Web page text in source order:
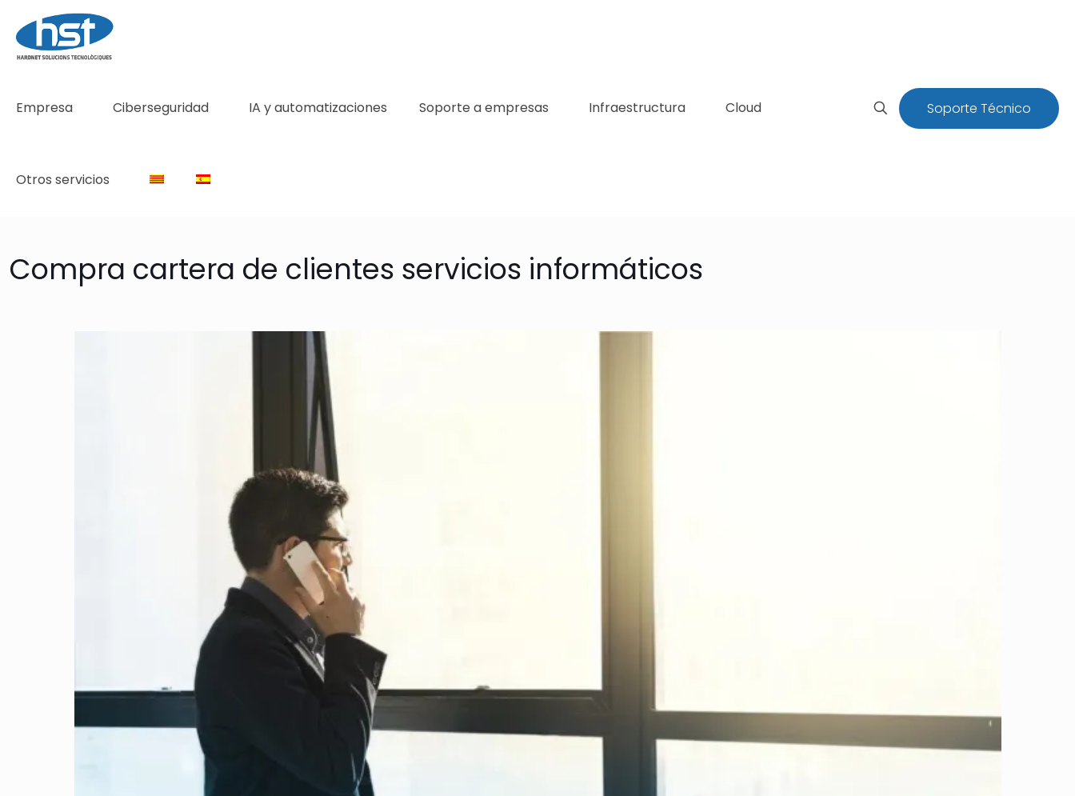
Empresa Ciberseguridad IA y automatizaciones Soporte a empresas Infraestructura Cloud
Otros servicios
Soporte Técnico
Compra cartera de clientes servicios informáticos